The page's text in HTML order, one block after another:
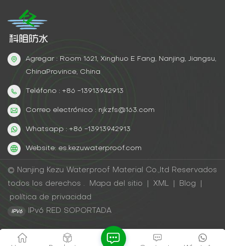
Agregar : Room 1621, Xinghuo E Fang, Nanjing, Jiangsu,
ChinaProvince, China
Teléfono : +86 -13913942913
Correo electrónico : njkzfs@163.com
Whatsapp : +86 -13913942913
Website: es.kezuwaterproof.com
© Nanjing Kezu Waterproof Material Co.,ltd Reservados
todos los derechos .
Mapa del sitio XML Blog
política de privacidad
IPv6 RED SOPORTADA